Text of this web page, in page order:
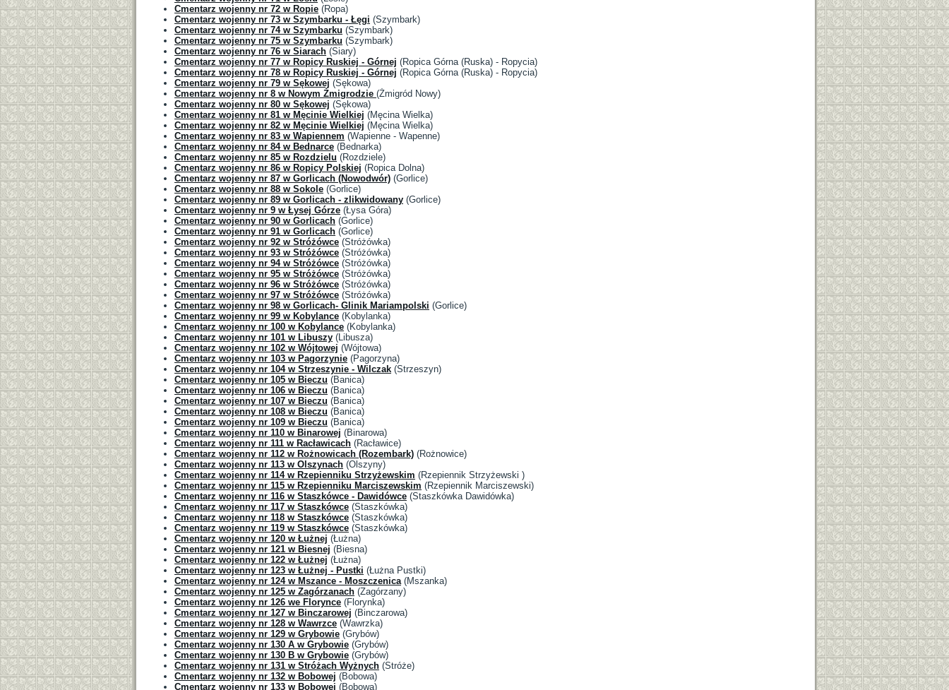
Cmentarz wojenny nr 72 w Ropie (Ropa)
Cmentarz wojenny nr 73 w Szymbarku - Łęgi (Szymbark)
Cmentarz wojenny nr 74 w Szymbarku (Szymbark)
Cmentarz wojenny nr 75 w Szymbarku (Szymbark)
Cmentarz wojenny nr 76 w Siarach (Siary)
Cmentarz wojenny nr 77 w Ropicy Ruskiej - Górnej (Ropica Górna (Ruska) - Ropycia)
Cmentarz wojenny nr 78 w Ropicy Ruskiej - Górnej (Ropica Górna (Ruska) - Ropycia)
Cmentarz wojenny nr 79 w Sękowej (Sękowa)
Cmentarz wojenny nr 8 w Nowym Żmigrodzie (Żmigród Nowy)
Cmentarz wojenny nr 80 w Sękowej (Sękowa)
Cmentarz wojenny nr 81 w Męcinie Wielkiej (Męcina Wielka)
Cmentarz wojenny nr 82 w Męcinie Wielkiej (Męcina Wielka)
Cmentarz wojenny nr 83 w Wapiennem (Wapienne - Wapenne)
Cmentarz wojenny nr 84 w Bednarce (Bednarka)
Cmentarz wojenny nr 85 w Rozdzielu (Rozdziele)
Cmentarz wojenny nr 86 w Ropicy Polskiej (Ropica Dolna)
Cmentarz wojenny nr 87 w Gorlicach (Nowodwór) (Gorlice)
Cmentarz wojenny nr 88 w Sokole (Gorlice)
Cmentarz wojenny nr 89 w Gorlicach - zlikwidowany (Gorlice)
Cmentarz wojenny nr 9 w Łysej Górze (Łysa Góra)
Cmentarz wojenny nr 90 w Gorlicach (Gorlice)
Cmentarz wojenny nr 91 w Gorlicach (Gorlice)
Cmentarz wojenny nr 92 w Stróżówce (Stróżówka)
Cmentarz wojenny nr 93 w Stróżówce (Stróżówka)
Cmentarz wojenny nr 94 w Stróżówce (Stróżówka)
Cmentarz wojenny nr 95 w Stróżówce (Stróżówka)
Cmentarz wojenny nr 96 w Stróżówce (Stróżówka)
Cmentarz wojenny nr 97 w Stróżówce (Stróżówka)
Cmentarz wojenny nr 98 w Gorlicach- Glinik Mariampolski (Gorlice)
Cmentarz wojenny nr 99 w Kobylance (Kobylanka)
Cmentarz wojenny nr 100 w Kobylance (Kobylanka)
Cmentarz wojenny nr 101 w Libuszy (Libusza)
Cmentarz wojenny nr 102 w Wójtowej (Wójtowa)
Cmentarz wojenny nr 103 w Pagorzynie (Pagorzyna)
Cmentarz wojenny nr 104 w Strzeszynie - Wilczak (Strzeszyn)
Cmentarz wojenny nr 105 w Bieczu (Banica)
Cmentarz wojenny nr 106 w Bieczu (Banica)
Cmentarz wojenny nr 107 w Bieczu (Banica)
Cmentarz wojenny nr 108 w Bieczu (Banica)
Cmentarz wojenny nr 109 w Bieczu (Banica)
Cmentarz wojenny nr 110 w Binarowej (Binarowa)
Cmentarz wojenny nr 111 w Racławicach (Racławice)
Cmentarz wojenny nr 112 w Rożnowicach (Rozembark) (Rożnowice)
Cmentarz wojenny nr 113 w Olszynach (Olszyny)
Cmentarz wojenny nr 114 w Rzepienniku Strzyżewskim (Rzepiennik Strzyżewski )
Cmentarz wojenny nr 115 w Rzepienniku Marciszewskim (Rzepiennik Marciszewski)
Cmentarz wojenny nr 116 w Staszkówce - Dawidówce (Staszkówka Dawidówka)
Cmentarz wojenny nr 117 w Staszkówce (Staszkówka)
Cmentarz wojenny nr 118 w Staszkówce (Staszkówka)
Cmentarz wojenny nr 119 w Staszkówce (Staszkówka)
Cmentarz wojenny nr 120 w Łużnej (Łużna)
Cmentarz wojenny nr 121 w Biesnej (Biesna)
Cmentarz wojenny nr 122 w Łużnej (Łużna)
Cmentarz wojenny nr 123 w Łużnej - Pustki (Łużna Pustki)
Cmentarz wojenny nr 124 w Mszance - Moszczenica(Mszanka)
Cmentarz wojenny nr 125 w Zagórzanach (Zagórzany)
Cmentarz wojenny nr 126 we Florynce (Florynka)
Cmentarz wojenny nr 127 w Binczarowej (Binczarowa)
Cmentarz wojenny nr 128 w Wawrzce (Wawrzka)
Cmentarz wojenny nr 129 w Grybowie (Grybów)
Cmentarz wojenny nr 130 A w Grybowie (Grybów)
Cmentarz wojenny nr 130 B w Grybowie (Grybów)
Cmentarz wojenny nr 131 w Stróżach Wyżnych (Stróże)
Cmentarz wojenny nr 132 w Bobowej (Bobowa)
Cmentarz wojenny nr 133 w Bobowej (Bobowa)